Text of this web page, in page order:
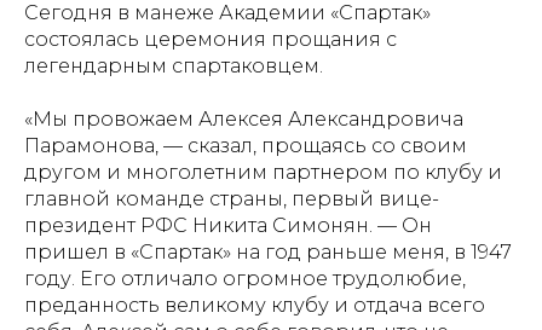
Сегодня в манеже Академии «Спартак»
состоялась церемония прощания с
легендарным спартаковцем.
«Мы провожаем Алексея Александровича
Парамонова, — сказал, прощаясь со своим
другом и многолетним партнером по клубу и
главной команде страны, первый вице-
президент РФС Никита Симонян. — Он
пришел в «Спартак» на год раньше меня, в 1947
году. Его отличало огромное трудолюбие,
преданность великому клубу и отдача всего